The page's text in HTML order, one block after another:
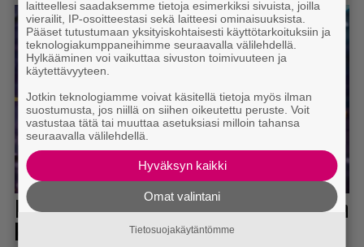
laitteellesi saadaksemme tietoja esimerkiksi sivuista, joilla
vierailit, IP-osoitteestasi sekä laitteesi ominaisuuksista.
Pääset tutustumaan yksityiskohtaisesti käyttötarkoituksiin ja
teknologiakumppaneihimme seuraavalla välilehdellä.
Hylkääminen voi vaikuttaa sivuston toimivuuteen ja
käytettävyyteen.
Jotkin teknologiamme voivat käsitellä tietoja myös ilman
suostumusta, jos niillä on siihen oikeutettu peruste. Voit
vastustaa tätä tai muuttaa asetuksiasi milloin tahansa
seuraavalla välilehdellä.
Hyväksyn kaikki
Omat valintani
Tietosuojakäytäntömme